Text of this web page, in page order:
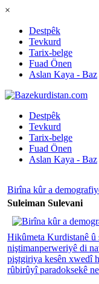
×
Destpêk
Tevkurd
Tarix-belge
Fuad Önen
Aslan Kaya - Baz
Destpêk
Tevkurd
Tarix-belge
Fuad Önen
Aslan Kaya - Baz
Birîna kûr a
Suleiman Sulevani
Hikûmeta Kurdistanê
niştimanperweriyê di
piştgiriya kesên xwedî
rûbirûyî paradoksekê